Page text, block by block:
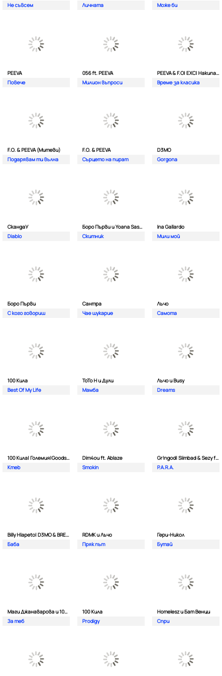
Не съвсем
Личната
Мoже би
PEEVA
Повече
056 ft. PEEVA
Милион въпроси
PEEVA & F.O| EXC| Hakunata ft. Tri'o Quatro
Време за класика
F.O. & PEEVA (Митеви)
Подарявам ти вълна
F.O. & PEEVA
Сърцето на пират
D3MO
Gorgona
СкандаУ
Diablo
Боро Първи и Yoana Sashova
Скитник
Ina Gallardo
Мили мой
Боро Първи
С кого говориш
Сантра
Чае шукарие
Лъчо
Самота
100 Кила
Best Of My Life
ToTo H и Дули
Мамба
Лъчо и Busy
Dreams
100 Кила| Големия|Goodslav и 2 Лица
Kmeb
Dim4ou ft. Ablaze
Smokin
Gr!ngod| Siimbad & Sezy ft. Djaany
P.A.R.A.
Billy Hlapeto| D3MO & BREVIS
Баба
RDMK и Лъчо
Пряк път
Гери-Никол
Бутай
Маги Джанаварова и 100 Кила
За теб
100 Кила
Prodigy
Homelesz и Бат Венци
Спри